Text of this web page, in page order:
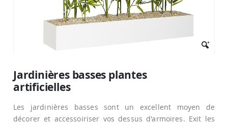
début
de
Galerie
d’images
Jardinières basses plantes
artificielles
Les jardinières basses sont un excellent moyen de
décorer et accessoiriser vos dessus d'armoires. Exit les